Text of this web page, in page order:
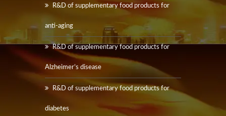
R&D of supplementary food products for
anti-aging
R&D of supplementary food products for
Alzheimer’s disease
R&D of supplementary food products for
diabetes